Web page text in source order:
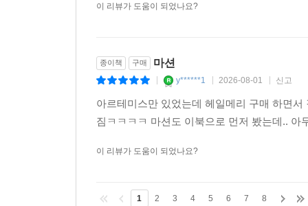
이 리뷰가 도움이 되었나요?
종이책 구매 마션
y******1 2026-08-01 신고
아르테미스만 있었는데 헤일메리 구매 하면
짐ㅋㅋㅋㅋ 마션도 이북으로 먼저 봤는데..
이 리뷰가 도움이 되었나요?
1 2 3 4 5 6 7 8